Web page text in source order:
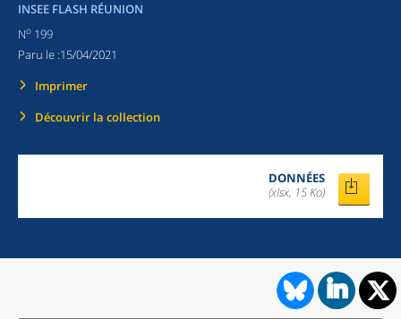
INSEE FLASH RÉUNION
No 199
Paru le :15/04/2021
Imprimer
Découvrir la collection
DONNÉES
(xlsx, 15 Ko)